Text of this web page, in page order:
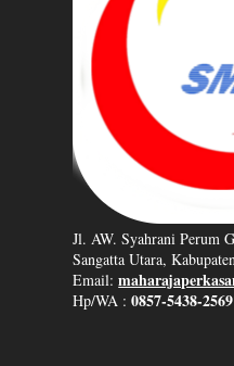
Jl. AW. Syahrani Perum
Sangatta Utara,
Email:
Hp/WA :0857-5438-2569